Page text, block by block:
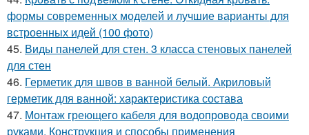
формы современных моделей и лучшие варианты для
встроенных идей (100 фото)
45. Виды панелей для стен. 3 класса стеновых панелей
для стен
46. Герметик для швов в ванной белый. Акриловый
герметик для ванной: характеристика состава
47. Монтаж греющего кабеля для водопровода своими
руками. Конструкция и способы применения